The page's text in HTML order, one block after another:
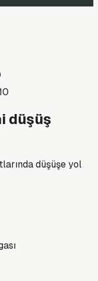
düşüş
düşüşe yol